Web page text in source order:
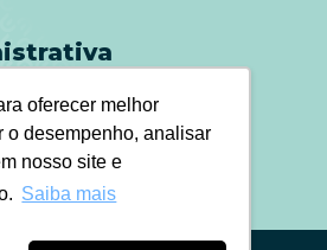
oferecer melhor
o desempenho, analisar
nosso site e
Saiba mais
Wawel
000